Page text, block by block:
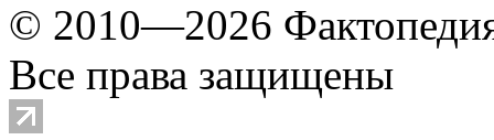
© 2010—2026
Все права защищены